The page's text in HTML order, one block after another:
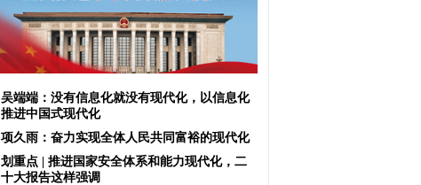
吴端端：没有信息化就没有现代化，以信息化
推进中国式现代化
项久雨：奋力实现全体人民共同富裕的现代化
划重点 | 推进国家安全体系和能力现代化，二
十大报告这样强调